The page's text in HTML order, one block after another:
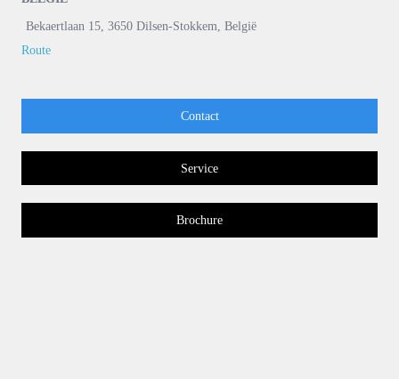
Bekaertlaan 15, 3650 Dilsen-Stokkem, België
Route
Contact
Service
Brochure